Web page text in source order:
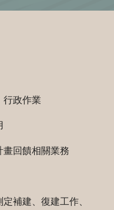
行政作業
畫回饋相關業務
補建、復建工作、